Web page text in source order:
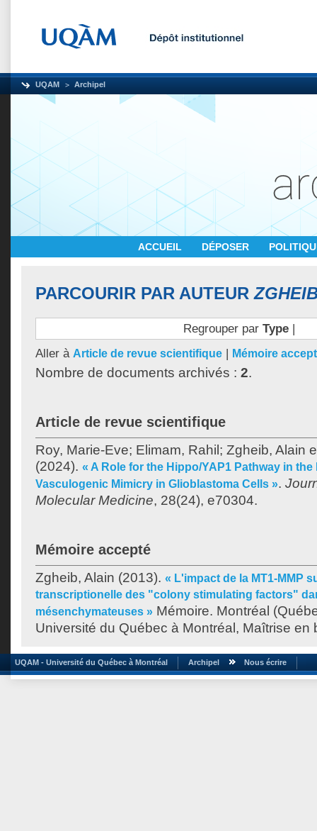
UQAM Archipel
ACCUEIL DÉPOSER
PARCOURIR PAR AUTEUR
Regrouper par Type|
Aller à Article de revue scientifique | Mémoire
Nombre de documents archivés : 2.
Article de revue scientifique
Roy, Marie‐Eve; Elimam, Rahil ; Zgheib, Alain
(2024). « A Role for the Hippo/YAP1 Pathway in
Vasculogenic Mimicry in Glioblastoma Cells ».
Molecular Medicine, 28(24), e70304.
Mémoire accepté
Zgheib, Alain (2013). « L'impact de la MT1-MMP
transcriptionelle des "colony stimulating factors"
mésenchymateuses » Mémoire. Montréal
Université du Québec à Montréal, Maîtrise en
UQAM - Université du Québec à Montréal Archipel Nous écrire